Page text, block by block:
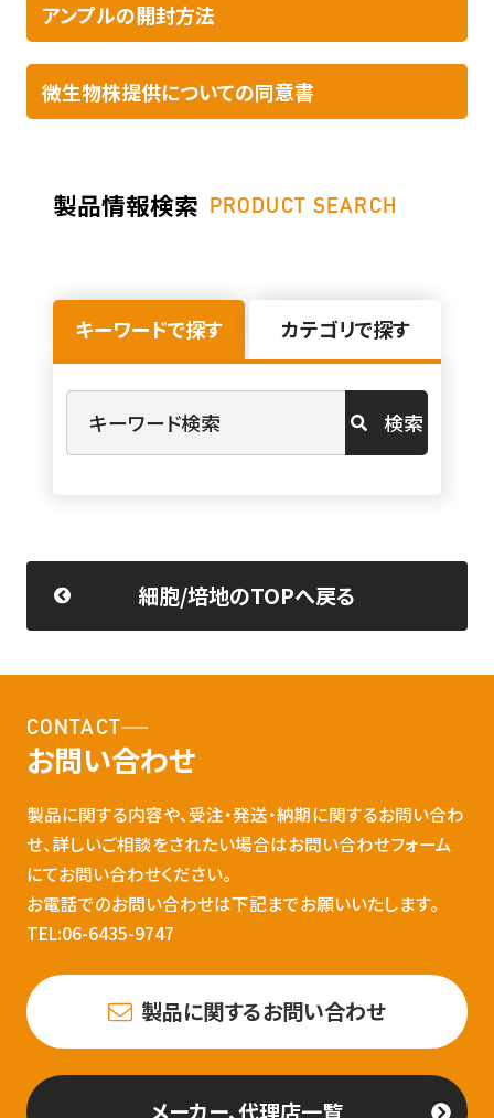
アンプルの開封方法​
微生物株提供についての同意書
製品情報検索 PRODUCT SEARCH
キーワードで探す カテゴリで探す
検索
細胞/培地のTOPへ戻る
CONTACT
お問い合わせ
製品に関する内容や、受注・発送・納期に関するお問い合わ
せ、詳しいご相談をされたい場合はお問い合わせフォーム
にてお問い合わせください。
お電話でのお問い合わせは下記までお願いいたします。
TEL:06-6435-9747
製品に関するお問い合わせ
メーカー、代理店一覧